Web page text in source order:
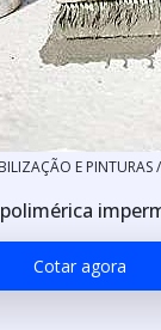
E PINTURAS
Cotar agora